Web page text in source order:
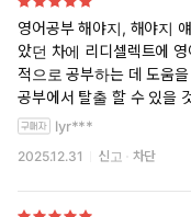
으면서 가장 뜨끔했던 대
문법도 어느 정도 안다고
은 거의 없었다. 입력만 있
가 정면으로 보완했다는
거냐”라는 독자들의 반응
영어공부 해야지, 해야지
았던 차에 리디셀렉트에
적으로 공부하는 데 도움
공부에서 탈출 할 수 있을
는 분들에게도 추천해요.
lyr***
2025.12.31 신고 차단